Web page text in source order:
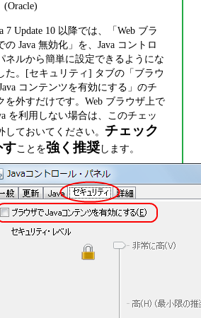
(Oracle)
7 Update 10 以降では、「Web ブラ
の Java 無効化」を、Java コントロ
ネルから簡単に設定できるようにな
た。[セキュリティ] タブの「ブラウ
コンテンツを有効にする」のチ
を外すだけです。Web ブラウザ上で
を利用しない場合は、このチェッ
しておいてください。 チェック
すことを強く推奨します。